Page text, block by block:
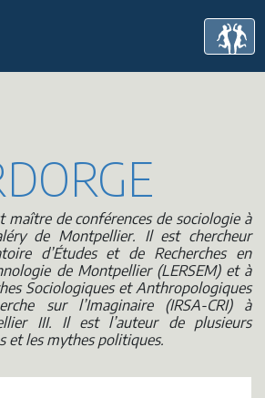
maître de conférences de sociologie à
de Montpellier. Il est chercheur
d’Études et de Recherches en
de Montpellier (LERSEM) et à
Sociologiques et Anthropologiques
sur l’Imaginaire (IRSA-CRI) à
III. Il est l’auteur de plusieurs
et les mythes politiques.